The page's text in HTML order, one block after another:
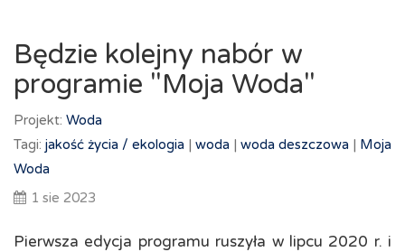
Będzie kolejny nabór w
programie "Moja Woda"
Projekt: Woda
Tagi: jakość życia / ekologia | woda | woda deszczowa | Moja
Woda
1 sie 2023
Pierwsza edycja programu ruszyła w lipcu 2020 r. i